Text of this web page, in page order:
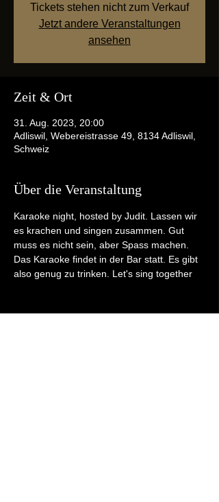
Tickets stehen nicht zum Verkauf
Jetzt andere Veranstaltungen
ansehen
Zeit & Ort
31. Aug. 2023, 20:00
Adliswil, Webereistrasse 49, 8134 Adliswil,
Schweiz
Über die Veranstaltung
Karaoke night, hosted by Judit. Lassen wir
es krachen und singen zusammen. Gut
muss es nicht sein, aber Spass machen.
Das Karaoke findet in der Bar statt. Es gibt
also genug zu trinken. Let's sing together